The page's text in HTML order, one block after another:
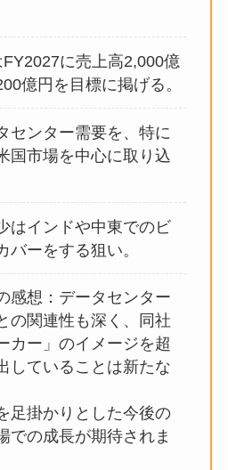
に売上高2,000億
億円を目標に掲げる。
センター需要を、特に
国市場を中心に取り込
はインドや中東でのビ
バーをする狙い。
感想：データセンター
の関連性も深く、同社
カー」のイメージを超
していることは新たな
足掛かりとした今後の
での成長が期待されま